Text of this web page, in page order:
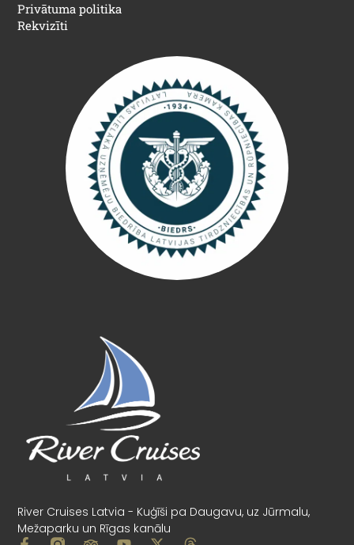
River Cruises Latvia - Kuģīši pa Daugavu, uz Jūrmalu,
Mežaparku un Rīgas kanālu
Privātuma politika
Rekvizīti